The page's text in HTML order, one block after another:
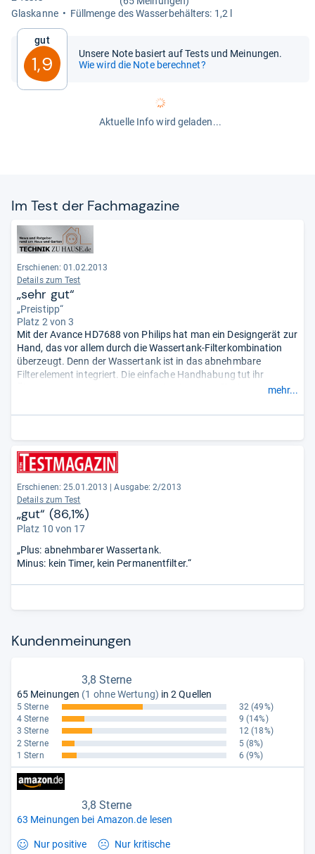
Glas­kanne
Füll­menge des Was­ser­be­häl­ters: 1,2 l
Gut
1,9
Unsere Note basiert auf Tests und Meinungen.
Wie wird die Note berechnet?
Aktuelle Info wird geladen...
Im Test der Fach­ma­ga­zine
Erschienen: 01.02.2013
Details zum Test
„sehr gut“
„Preistipp“
Platz 2 von 3
Mit der Avance HD7688 von Philips hat man ein Designgerät zur
Hand, das vor allem durch die Wassertank-Filterkombination
überzeugt. Denn der Wassertank ist in das abnehmbare
Filterelement integriert. Die einfache Handhabung tut ihr
Übriges, um einen sehr guten Eindruck vom Kaffeebereiter zu
richtigen Adresse.- Zusammengefasst durch unsere Redaktion.
mehr...
Erschienen: 25.01.2013
Ausgabe: 2/2013
Details zum Test
„gut“ (86,1%)
Platz 10 von 17
„Plus: abnehmbarer Wassertank.
Minus: kein Timer, kein Permanentfilter.“
Kun­den­mei­nun­gen
3,8 Sterne
65 Meinungen (1 ohne Wertung) in 2 Quellen
5 Sterne 32 (49%)
4 Sterne
9 (14%)
3 Sterne
12 (18%)
2 Sterne
5 (8%)
1 Stern
6 (9%)
3,8 Sterne
63 Meinungen bei Amazon.de lesen
Nur positive Nur kritische